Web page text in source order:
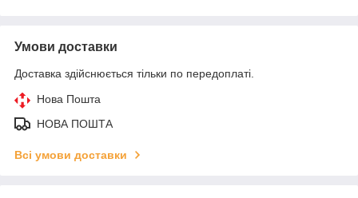
Умови доставки
Доставка здійснюється тільки по передоплаті.
Нова Пошта
НОВА ПОШТА
Всі умови доставки